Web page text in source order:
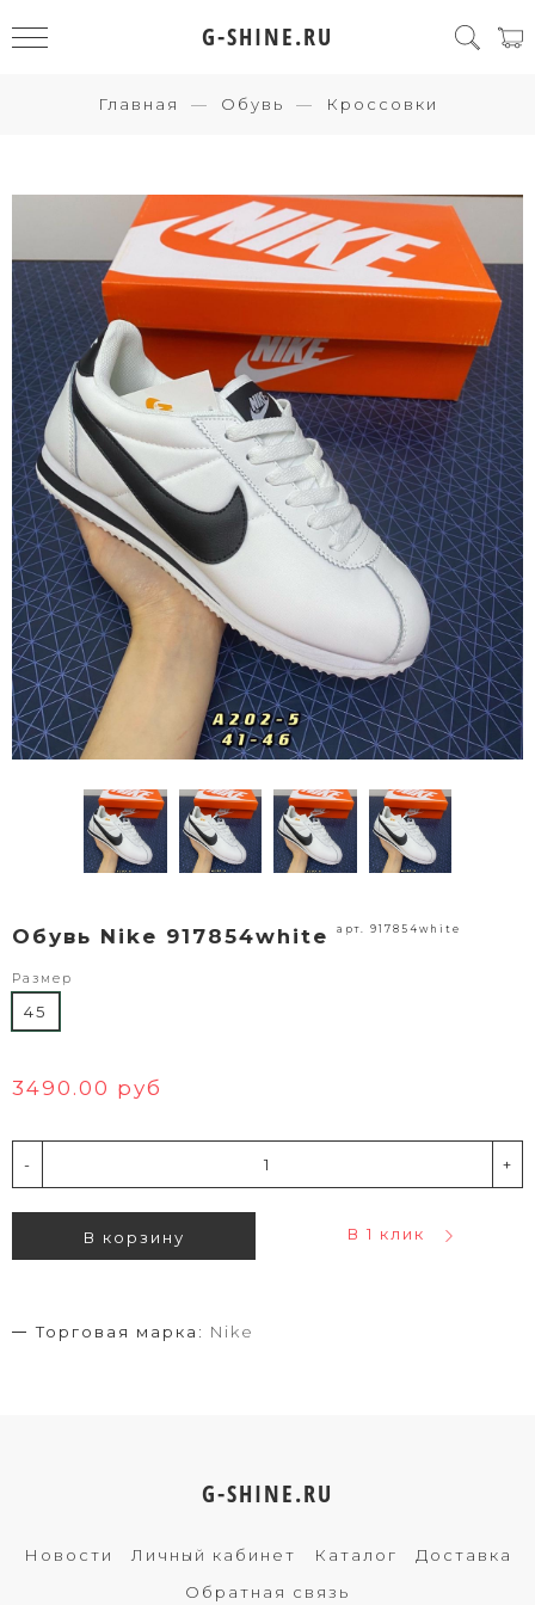
G-SHINE.RU
Главная Обувь Кроссовки
Обувь Nike 917854white арт. 917854white
Размер
45
3490.00 руб
- +
В корзину В 1 клик
Торговая марка: Nike
G-SHINE.RU
Новости Личный кабинет Каталог
Доставка
Обратная связь